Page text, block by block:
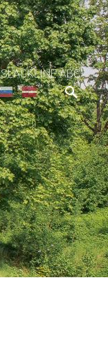
SLACKLINE ABC